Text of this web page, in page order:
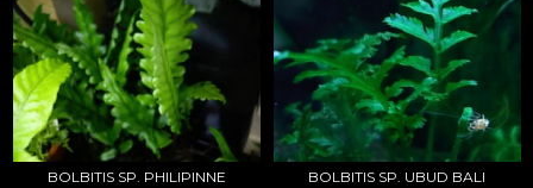
BOLBITIS SP. PHILIPINNE BOLBITIS SP. UBUD BALI